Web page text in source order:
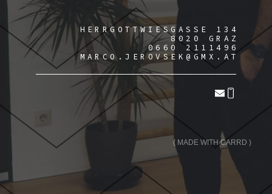
HERRGOTTWIESGASSE 134
8020 GRAZ
0660 2111496
MARCO.JEROVSEK@GMX.AT
MADE WITH CARRD